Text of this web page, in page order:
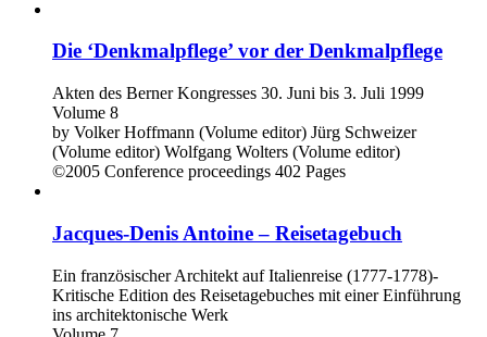
Die ‘Denkmalpflege’ vor der Denkmalpflege
Akten des Berner Kongresses 30. Juni bis 3. Juli 1999
Volume 8
by Volker Hoffmann (Volume editor) Jürg Schweizer
(Volume editor) Wolfgang Wolters (Volume editor)
©2005 Conference proceedings 402 Pages
Jacques-Denis Antoine – Reisetagebuch
Ein französischer Architekt auf Italienreise (1777-1778)-
Kritische Edition des Reisetagebuches mit einer Einführung
ins architektonische Werk